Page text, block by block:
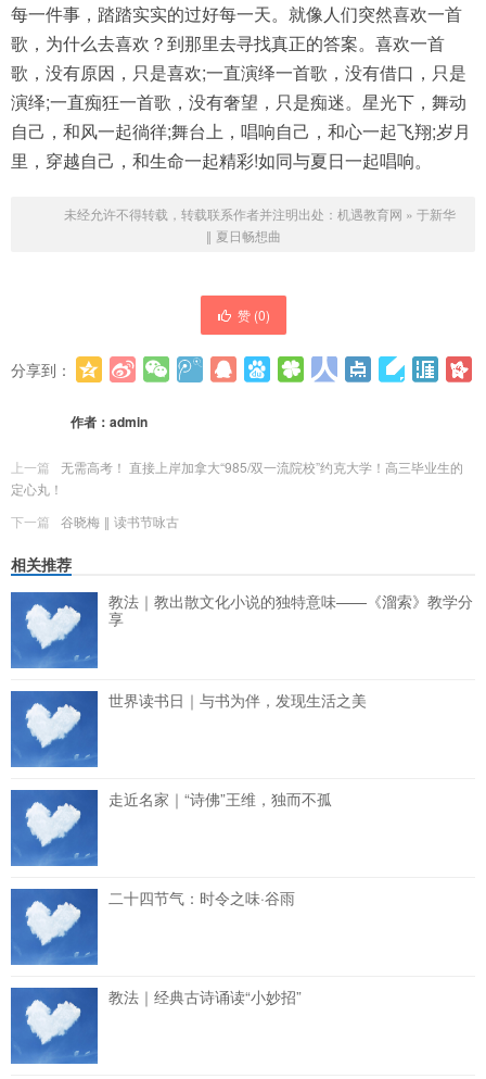
每一件事，踏踏实实的过好每一天。就像人们突然喜欢一首
歌，为什么去喜欢？到那里去寻找真正的答案。喜欢一首
歌，没有原因，只是喜欢;一直演绎一首歌，没有借口，只是
演绎;一直痴狂一首歌，没有奢望，只是痴迷。星光下，舞动
自己，和风一起徜徉;舞台上，唱响自己，和心一起飞翔;岁月
里，穿越自己，和生命一起精彩!如同与夏日一起唱响。
未经允许不得转载，转载联系作者并注明出处： 机遇教育网 » 于新华
‖ 夏日畅想曲
赞 (0)
分享到：
作者： admin
上一篇
无需高考！ 直接上岸加拿大“985/双一流院校”约克大学！高三毕业生的
定心丸！
下一篇
谷晓梅 ‖ 读书节咏古
相关推荐
教法｜教出散文化小说的独特意味——《溜索》教学分
享
世界读书日｜与书为伴，发现生活之美
走近名家｜“诗佛”王维，独而不孤
二十四节气：时令之味·谷雨
教法｜经典古诗诵读“小妙招”